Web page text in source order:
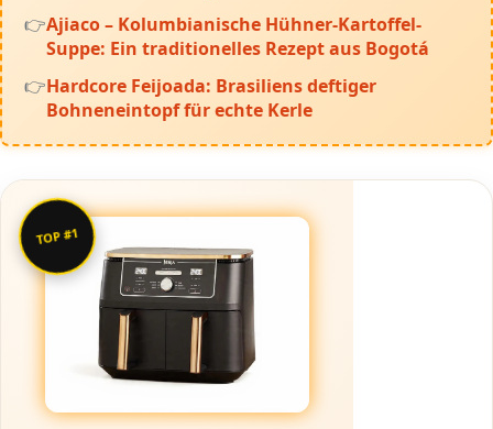
Ajiaco – Kolumbianische Hühner-Kartoffel-
Suppe: Ein traditionelles Rezept aus Bogotá
Hardcore Feijoada: Brasiliens deftiger
Bohneneintopf für echte Kerle
TOP #1